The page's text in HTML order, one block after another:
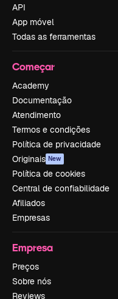
API
App móvel
Todas as ferramentas
Começar
Academy
Documentação
Atendimento
Termos e condições
Política de privacidade
Originais New
Política de cookies
Central de confiabilidade
Afiliados
Empresas
Empresa
Preços
Sobre nós
Reviews